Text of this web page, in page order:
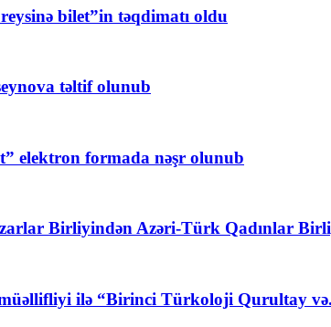
bilet”in təqdimatı oldu
təltif olunub
elektron formada nəşr olunub
Birliyindən Azəri-Türk Qadınlar
ilə “Birinci Türkoloji Qurultay